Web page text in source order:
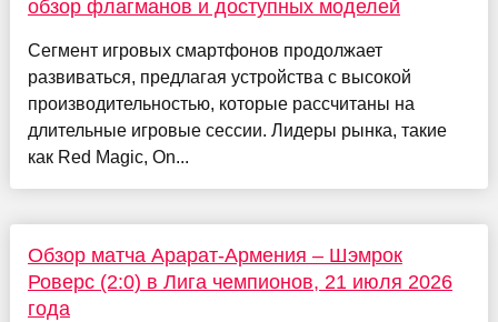
обзор флагманов и доступных моделей
Сегмент игровых смартфонов продолжает
развиваться, предлагая устройства с высокой
производительностью, которые рассчитаны на
длительные игровые сессии. Лидеры рынка, такие
как Red Magic, On...
Обзор матча Арарат-Армения – Шэмрок
Роверс (2:0) в Лига чемпионов, 21 июля 2026
года